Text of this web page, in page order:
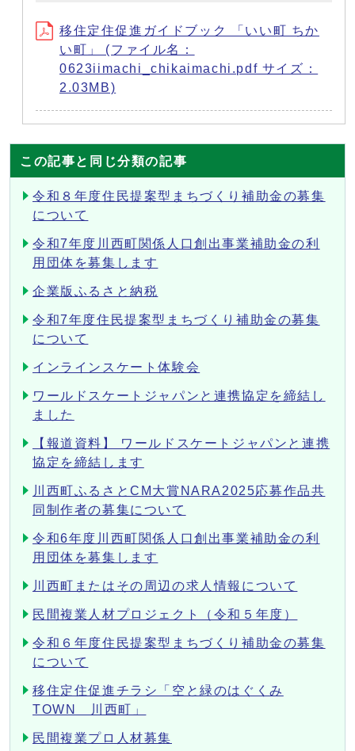
移住定住促進ガイドブック 「いい町 ちか
い町」 (ファイル名：
0623iimachi_chikaimachi.pdf サイズ：
2.03MB)
この記事と同じ分類の記事
令和８年度住民提案型まちづくり補助金の募集
について
令和7年度川西町関係人口創出事業補助金の利
用団体を募集します
企業版ふるさと納税
令和7年度住民提案型まちづくり補助金の募集
について
インラインスケート体験会
ワールドスケートジャパンと連携協定を締結し
ました
【報道資料】 ワールドスケートジャパンと連携
協定を締結します
川西町ふるさとCM大賞NARA2025応募作品共
同制作者の募集について
令和6年度川西町関係人口創出事業補助金の利
用団体を募集します
川西町またはその周辺の求人情報について
民間複業人材プロジェクト（令和５年度）
令和６年度住民提案型まちづくり補助金の募集
について
移住定住促進チラシ「空と緑のはぐくみ
TOWN 川西町」
民間複業プロ人材募集